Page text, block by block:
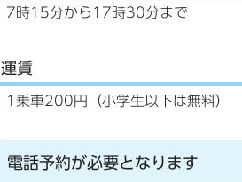
7時15分から17時30分まで
運賃
1乗車200円（小学生以下は無料）
電話予約が必要となります